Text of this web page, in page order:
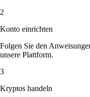
2
Konto einrichten
Folgen Sie den
unsere Plattform.
3
Kryptos handeln